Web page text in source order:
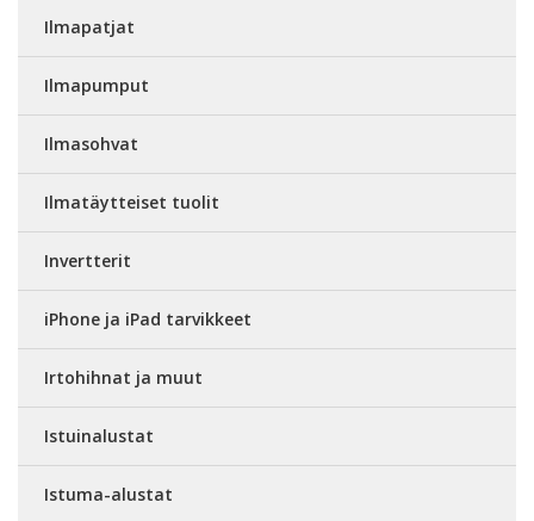
Ilmapatjat
Ilmapumput
Ilmasohvat
Ilmatäytteiset tuolit
Invertterit
iPhone ja iPad tarvikkeet
Irtohihnat ja muut
Istuinalustat
Istuma-alustat